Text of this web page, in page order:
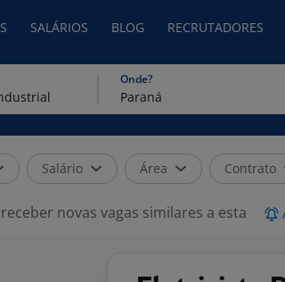
SALÁRIOS BLOG RECRUTADORES
Onde?
Salário Área Contrato
novas vagas similares a esta